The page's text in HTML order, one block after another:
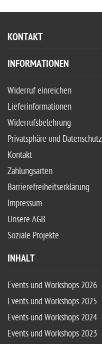
KONTAKT
INFORMATIONEN
Widerruf einreichen
Lieferinformationen
Widerrufsbelehrung
Privatsphäre und Datenschutz
Kontakt
Zahlungsarten
Barrierefreiheitserklärung
Impressum
Unsere AGB
Soziale Projekte
INHALT
Events und Workshops 2026
Events und Workshops 2025
Events und Workshops 2024
Events und Workshops 2023